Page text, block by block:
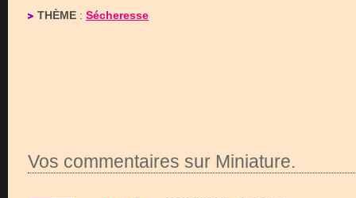
THÈME : Sécheresse
Vos commentaires sur Miniature.